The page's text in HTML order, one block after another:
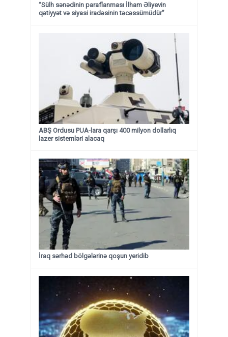
“Sülh sənədinin paraflanması İlham Əliyevin
qətiyyət və siyasi iradəsinin təcəssümüdür”
ABŞ Ordusu PUA-lara qarşı 400 milyon dollarlıq
lazer sistemləri alacaq
İraq sərhəd bölgələrinə qoşun yeridib